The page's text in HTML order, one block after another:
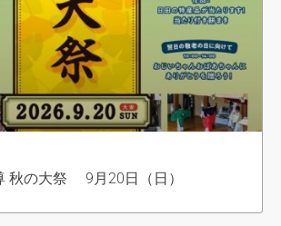
秋の大祭 9月20日（日）